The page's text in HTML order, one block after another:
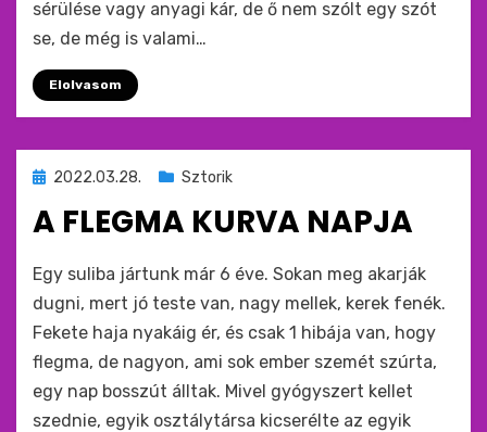
sérülése vagy anyagi kár, de ő nem szólt egy szót
se, de még is valami…
Elolvasom
Beküldve
:
2022.03.28. Sztorik
A FLEGMA KURVA NAPJA
monkey
Egy suliba jártunk már 6 éve. Sokan meg akarják
dugni, mert jó teste van, nagy mellek, kerek fenék.
Fekete haja nyakáig ér, és csak 1 hibája van, hogy
flegma, de nagyon, ami sok ember szemét szúrta,
egy nap bosszút álltak. Mivel gyógyszert kellet
szednie, egyik osztálytársa kicserélte az egyik